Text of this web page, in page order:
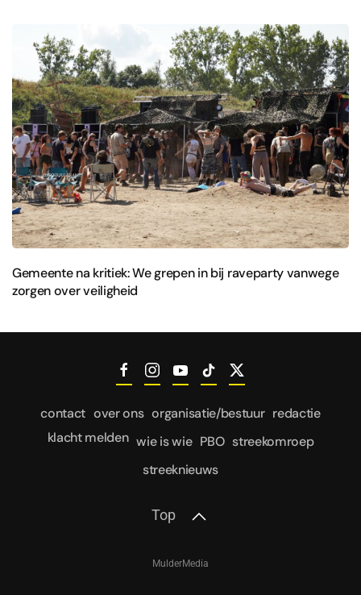
Gemeente na kritiek: We grepen in bij raveparty vanwege
zorgen over veiligheid
contact over ons organisatie/bestuur redactie
klacht melden wie is wie PBO streekomroep
streeknieuws
Top
MulderMedia